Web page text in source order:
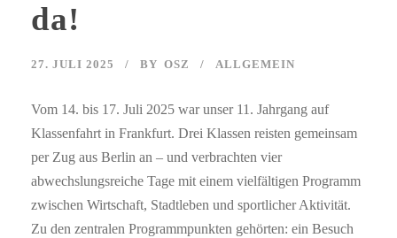
da!
27. JULI 2025 BY OSZ ALLGEMEIN
Vom 14. bis 17. Juli 2025 war unser 11. Jahrgang auf
Klassenfahrt in Frankfurt. Drei Klassen reisten gemeinsam
per Zug aus Berlin an – und verbrachten vier
abwechslungsreiche Tage mit einem vielfältigen Programm
zwischen Wirtschaft, Stadtleben und sportlicher Aktivität.
Zu den zentralen Programmpunkten gehörten: ein Besuch